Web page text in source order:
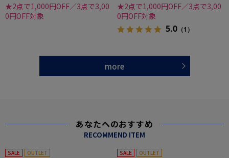
★2点で1,000円OFF／3点で3,00
0円OFF対象
★2点で1,000円OFF／3点で3,00
0円OFF対象
5.0 （1）
more
あなたへのおすすめ
RECOMMEND ITEM
SALE OUTLET SALE OUTLET